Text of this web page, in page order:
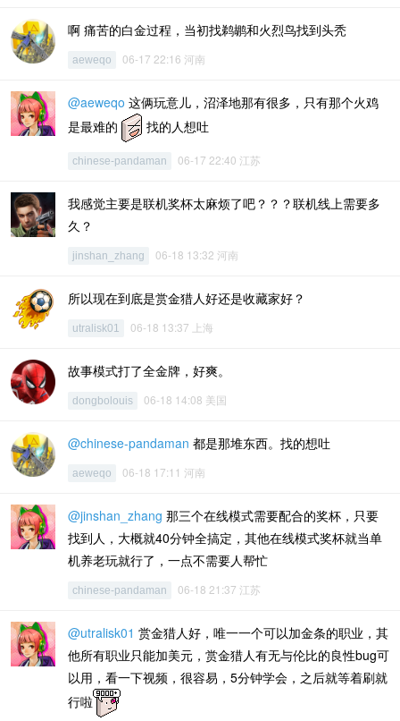
啊 痛苦的白金过程，当初找鹈鹕和火烈鸟找到头秃
aeweqo 06-17 22:16 河南
@aeweqo 这俩玩意儿，沼泽地那有很多，只有那个火鸡
是最难的
找的人想吐
chinese-pandaman 06-17 22:40 江苏
我感觉主要是联机奖杯太麻烦了吧？？？联机线上需要多
久？
jinshan_zhang 06-18 13:32 河南
所以现在到底是赏金猎人好还是收藏家好？
utralisk01 06-18 13:37 上海
故事模式打了全金牌，好爽。
dongbolouis 06-18 14:08 美国
@chinese-pandaman 都是那堆东西。找的想吐
aeweqo 06-18 17:11 河南
@jinshan_zhang 那三个在线模式需要配合的奖杯，只要
找到人，大概就40分钟全搞定，其他在线模式奖杯就当单
机养老玩就行了，一点不需要人帮忙
chinese-pandaman 06-18 21:37 江苏
@utralisk01 赏金猎人好，唯一一个可以加金条的职业，其
他所有职业只能加美元，赏金猎人有无与伦比的良性bug可
以用，看一下视频，很容易，5分钟学会，之后就等着刷就
行啦